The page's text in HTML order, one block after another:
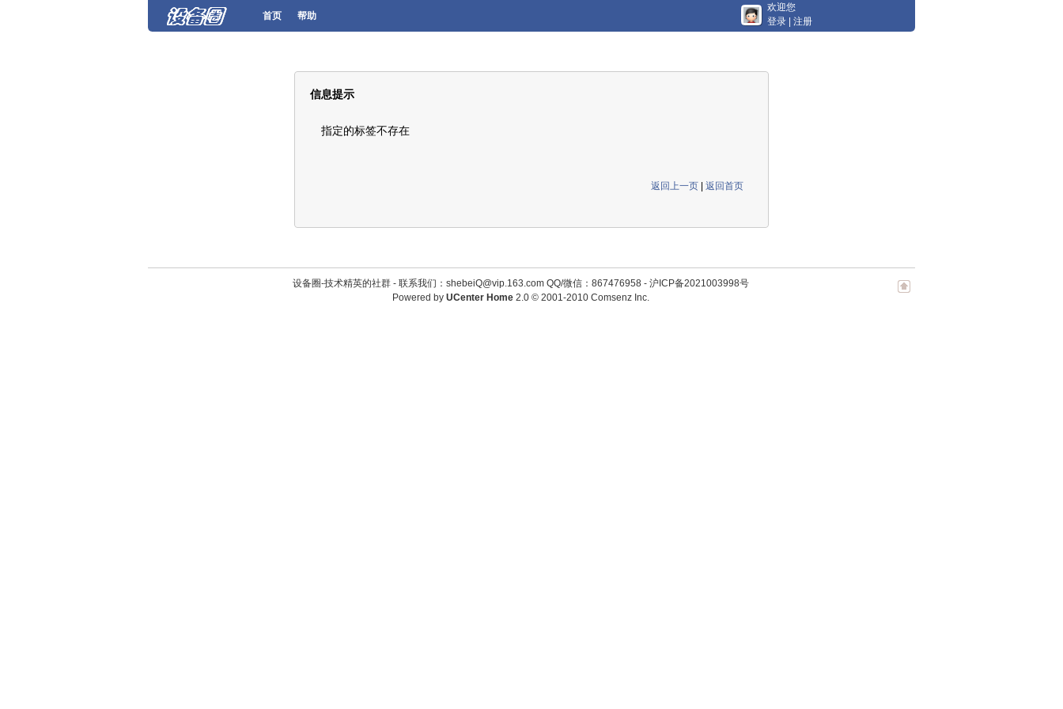
首页 帮助
欢迎您
登录
注册
信息提示
指定的标签不存在
返回上一页 返回首页
设备圈-技术精英的社群 - 联系我们：shebeiQ@vip.163.com QQ/微信：867476958- 沪ICP备2021003998号
Powered by UCenter Home 2.0© 2001-2010 Comsenz Inc.